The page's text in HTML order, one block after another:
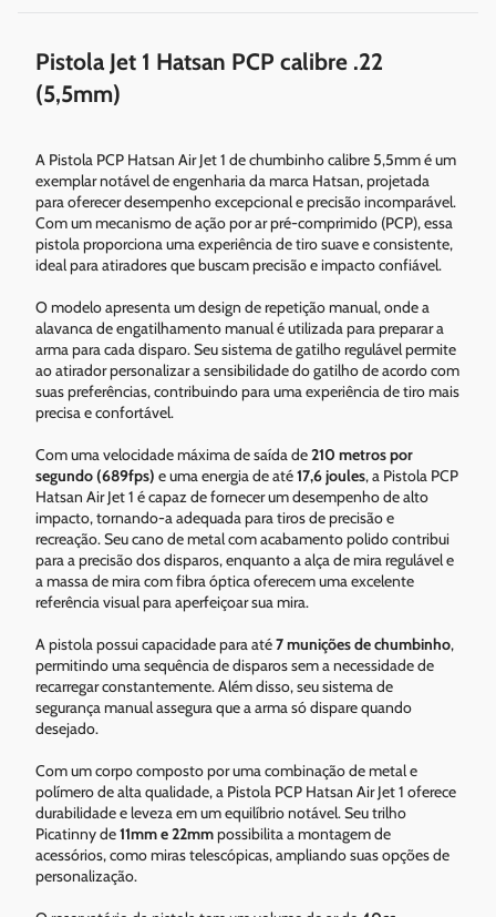
Pistola Jet 1 Hatsan PCP calibre .22
(5,5mm)
A Pistola PCP Hatsan Air Jet 1 de chumbinho calibre 5,5mm é um
exemplar notável de engenharia da marca Hatsan, projetada
para oferecer desempenho excepcional e precisão incomparável.
Com um mecanismo de ação por ar pré-comprimido (PCP), essa
pistola proporciona uma experiência de tiro suave e consistente,
ideal para atiradores que buscam precisão e impacto confiável.
O modelo apresenta um design de repetição manual, onde a
alavanca de engatilhamento manual é utilizada para preparar a
arma para cada disparo. Seu sistema de gatilho regulável permite
ao atirador personalizar a sensibilidade do gatilho de acordo com
suas preferências, contribuindo para uma experiência de tiro mais
precisa e confortável.
Com uma velocidade máxima de saída de210 metros por
segundo (689fps) e uma energia de até17,6 joules, a Pistola PCP
Hatsan Air Jet 1 é capaz de fornecer um desempenho de alto
impacto, tornando-a adequada para tiros de precisão e
recreação. Seu cano de metal com acabamento polido contribui
para a precisão dos disparos, enquanto a alça de mira regulável e
a massa de mira com fibra óptica oferecem uma excelente
referência visual para aperfeiçoar sua mira.
A pistola possui capacidade para até7 munições de chumbinho,
permitindo uma sequência de disparos sem a necessidade de
recarregar constantemente. Além disso, seu sistema de
segurança manual assegura que a arma só dispare quando
desejado.
Com um corpo composto por uma combinação de metal e
polímero de alta qualidade, a Pistola PCP Hatsan Air Jet 1 oferece
durabilidade e leveza em um equilíbrio notável. Seu trilho
Picatinny de11mm e 22mmpossibilita a montagem de
acessórios, como miras telescópicas, ampliando suas opções de
personalização.